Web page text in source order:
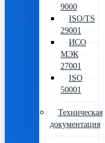
9000
ISO/TS
29001
ИСО
МЭК
27001
ISO
50001
Техническая
документация